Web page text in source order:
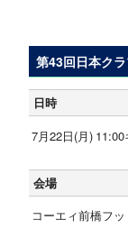
第43回日本ク
日時
7月22日(月)
会場
コーエィ前橋フ